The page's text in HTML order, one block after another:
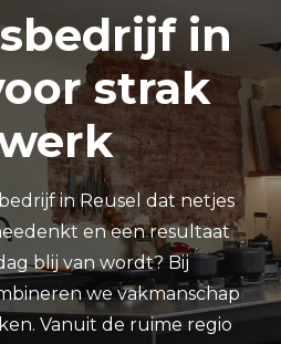
in
strak
in Reusel dat netjes
en een resultaat
blij van wordt? Bij
we vakmanschap
Vanuit de ruime regio